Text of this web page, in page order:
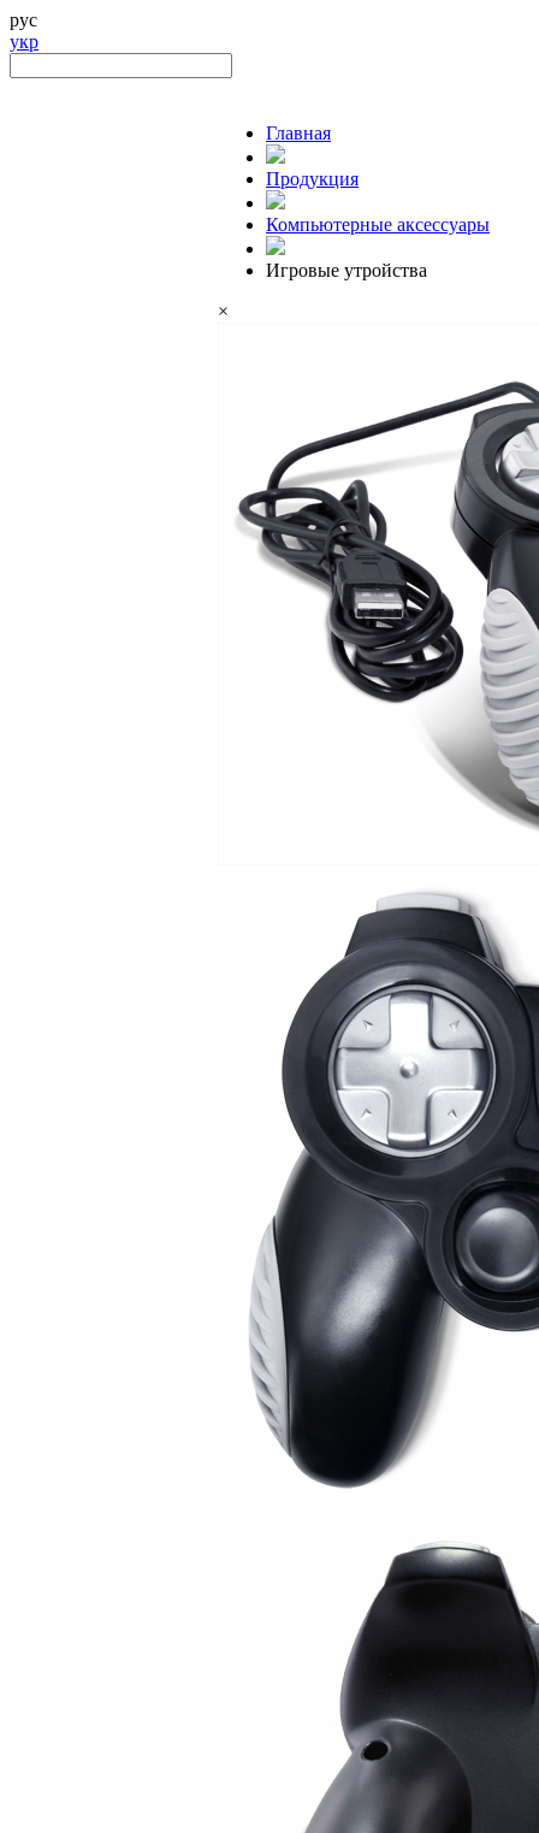
рус
укр
Главная
Продукция
Компьютерные аксессуары
Игровые утройства
×